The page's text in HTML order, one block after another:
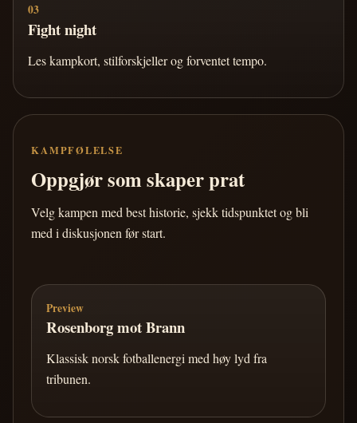
03
Fight night
Les kampkort, stilforskjeller og forventet tempo.
KAMPFØLELSE
Oppgjør som skaper prat
Velg kampen med best historie, sjekk tidspunktet og bli
med i diskusjonen før start.
Preview
Rosenborg mot Brann
Klassisk norsk fotballenergi med høy lyd fra
tribunen.